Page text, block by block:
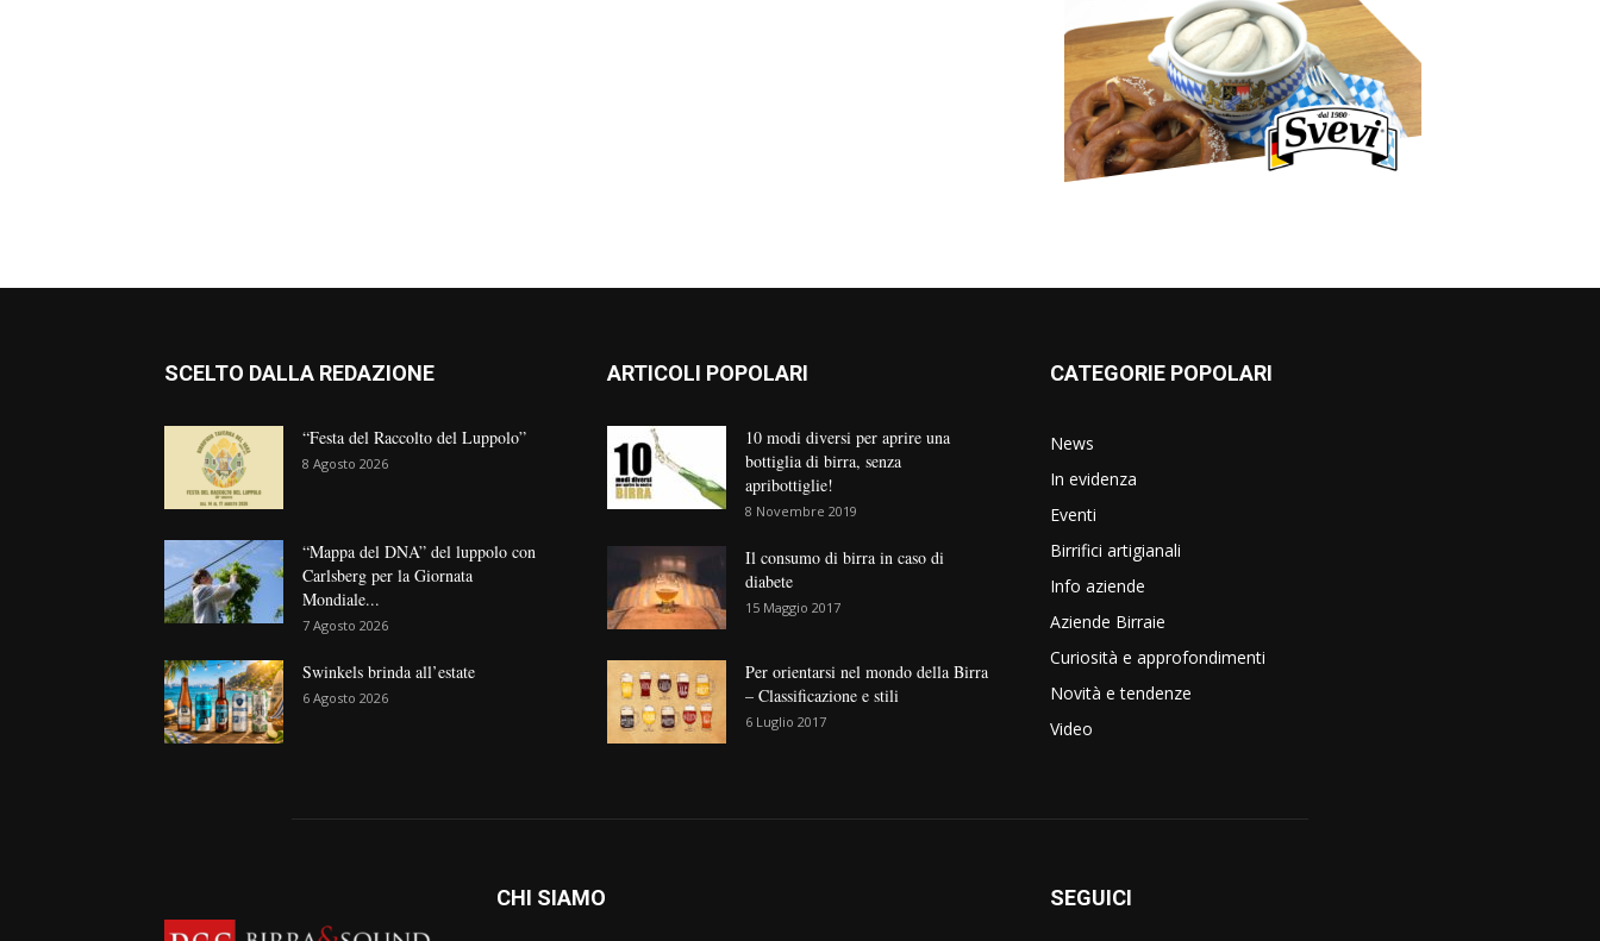
SCELTO DALLA REDAZIONE
“Festa del Raccolto del Luppolo”
8 Agosto 2026
“Mappa del DNA” del luppolo con
Carlsberg per la Giornata
Mondiale...
7 Agosto 2026
Swinkels brinda all’estate
6 Agosto 2026
ARTICOLI POPOLARI
10 modi diversi per aprire una
bottiglia di birra, senza
apribottiglie!
8 Novembre 2019
Il consumo di birra in caso di
diabete
15 Maggio 2017
Per orientarsi nel mondo della Birra
– Classificazione e stili
6 Luglio 2017
CATEGORIE POPOLARI
News
In evidenza
Eventi
Birrifici artigianali
Info aziende
Aziende Birraie
Curiosità e approfondimenti
Novità e tendenze
Video
CHI SIAMO SEGUICI